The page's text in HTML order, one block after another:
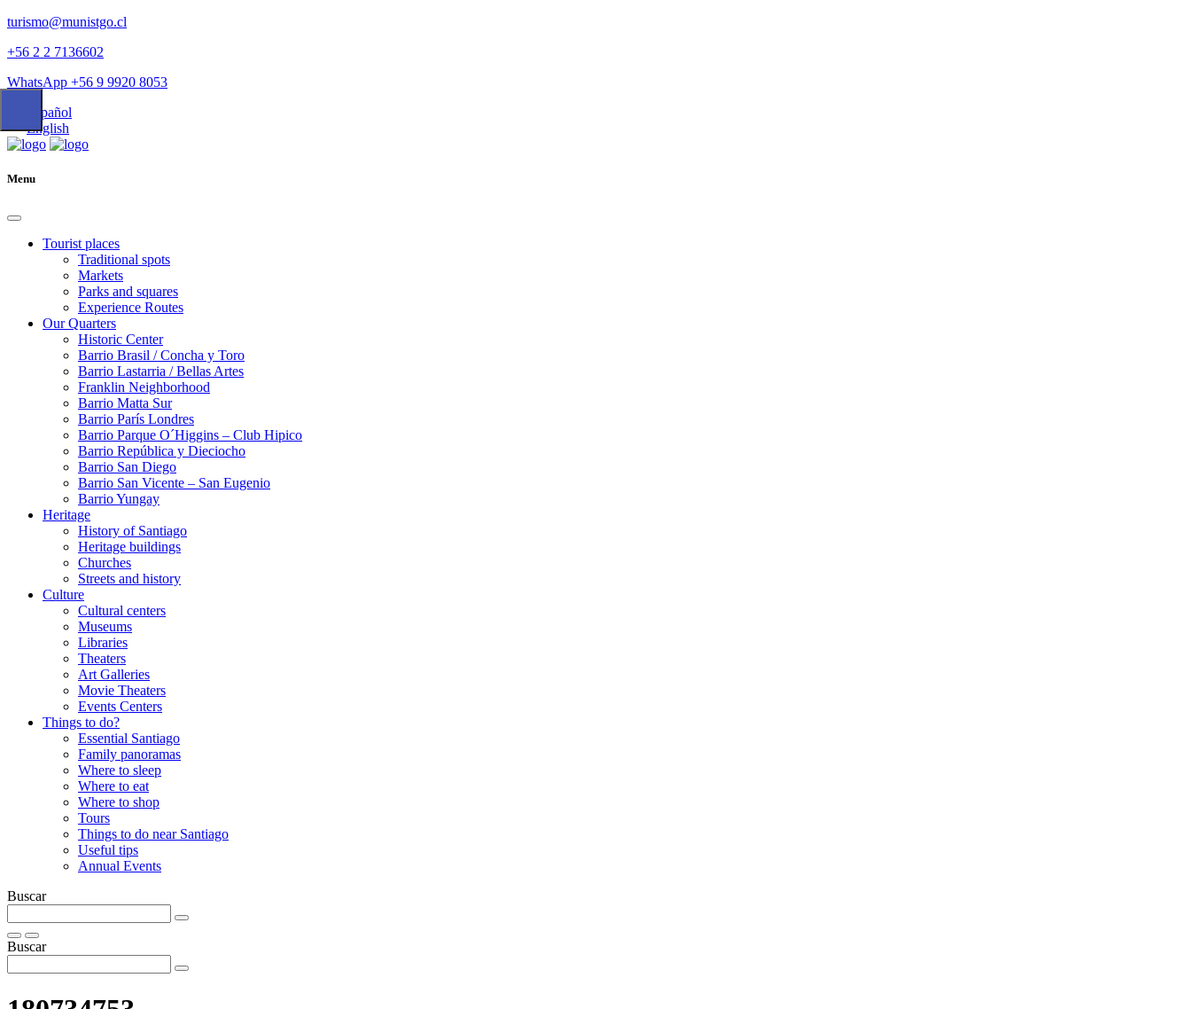
turismo@munistgo.cl
+56 2 2 7136602
WhatsApp +56 9 9920 8053
Español
English
Menu
Tourist places
Traditional spots
Markets
Parks and squares
Experience Routes
Our Quarters
Historic Center
Barrio Brasil / Concha y Toro
Barrio Lastarria / Bellas Artes
Franklin Neighborhood
Barrio Matta Sur
Barrio Parí­s Londres
Barrio Parque O´Higgins – Club Hipico
Barrio República y Dieciocho
Barrio San Diego
Barrio San Vicente – San Eugenio
Barrio Yungay
Heritage
History of Santiago
Heritage buildings
Churches
Streets and history
Culture
Cultural centers
Museums
Libraries
Theaters
Art Galleries
Movie Theaters
Events Centers
Things to do?
Essential Santiago
Family panoramas
Where to sleep
Where to eat
Where to shop
Tours
Things to do near Santiago
Useful tips
Annual Events
Buscar
Buscar